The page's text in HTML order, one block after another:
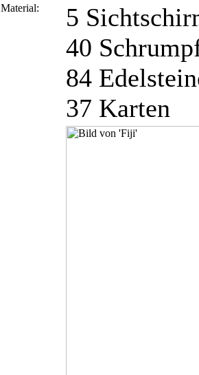
Material:
5
40
84
37 Karten